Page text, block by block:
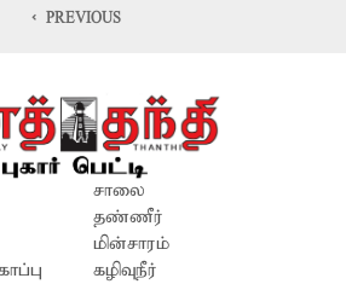
< PREVIOUS
சாலை
தண்ணீர்
மின்சாரம்
கழிவுநீர்